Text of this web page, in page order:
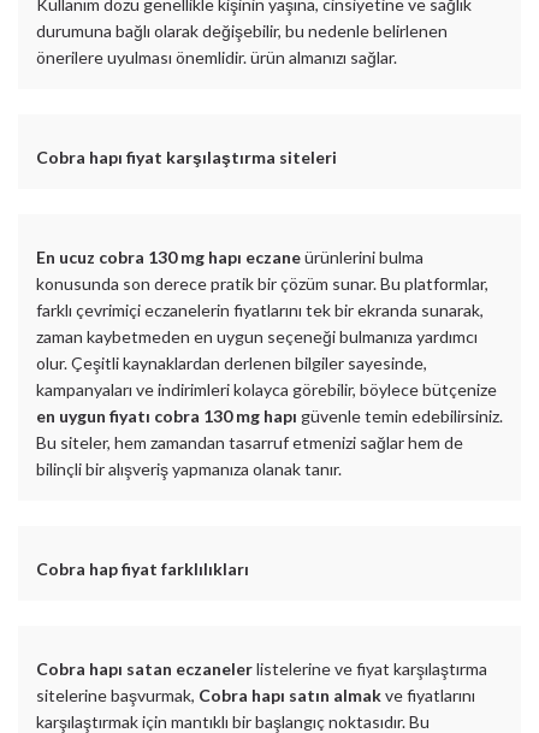
durumuna bağlı olarak değişebilir, bu nedenle belirlenen
önerilere uyulması önemlidir. ürün almanızı sağlar.
Cobra hapı fiyat karşılaştırma siteleri
En ucuz cobra 130 mg hapı eczaneürünlerini bulma
konusunda son derece pratik bir çözüm sunar. Bu platformlar,
farklı çevrimiçi eczanelerin fiyatlarını tek bir ekranda sunarak,
zaman kaybetmeden en uygun seçeneği bulmanıza yardımcı
olur. Çeşitli kaynaklardan derlenen bilgiler sayesinde,
kampanyaları ve indirimleri kolayca görebilir, böylece bütçenize
en uygun fiyatı cobra 130 mg hapı güvenle temin edebilirsiniz.
Bu siteler, hem zamandan tasarruf etmenizi sağlar hem de
bilinçli bir alışveriş yapmanıza olanak tanır.
Cobra hap fiyat farklılıkları
Cobra hapı satan eczanelerlistelerine ve fiyat karşılaştırma
sitelerine başvurmak, Cobra hapı satın almakve fiyatlarını
karşılaştırmak için mantıklı bir başlangıç noktasıdır. Bu